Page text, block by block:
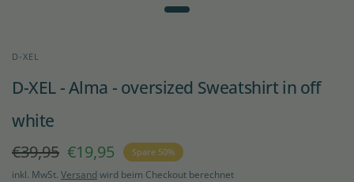
D-XEL
D-XEL - Alma - oversized Sweatshirt in off
white
€39,95 €19,95 Spare 50%
inkl. MwSt. Versand wird beim Checkout berechnet